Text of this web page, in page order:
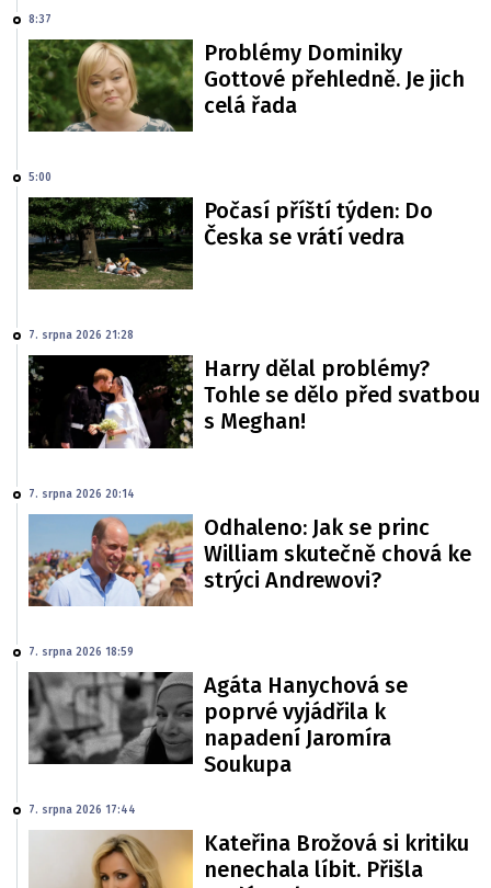
8:37
Problémy Dominiky
Gottové přehledně. Je jich
celá řada
5:00
Počasí příští týden: Do
Česka se vrátí vedra
7. srpna 2026 21:28
Harry dělal problémy?
Tohle se dělo před svatbou
s Meghan!
7. srpna 2026 20:14
Odhaleno: Jak se princ
William skutečně chová ke
strýci Andrewovi?
7. srpna 2026 18:59
Agáta Hanychová se
poprvé vyjádřila k
napadení Jaromíra
Soukupa
7. srpna 2026 17:44
Kateřina Brožová si kritiku
nenechala líbit. Přišla